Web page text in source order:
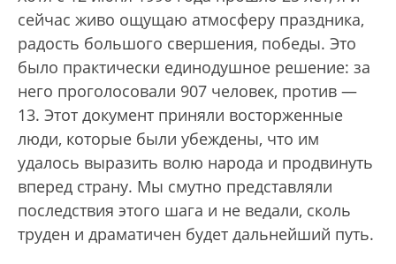
сейчас живо ощущаю атмосферу праздника,
радость большого свершения, победы. Это
было практически единодушное решение: за
него проголосовали 907 человек, против —
13. Этот документ приняли восторженные
люди, которые были убеждены, что им
удалось выразить волю народа и продвинуть
вперед страну. Мы смутно представляли
последствия этого шага и не ведали, сколь
труден и драматичен будет дальнейший путь.